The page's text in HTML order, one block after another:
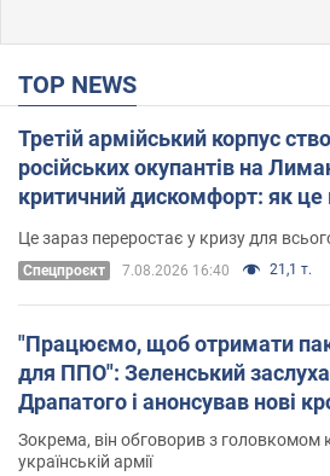
TOP NEWS
Третій армійський корпус
російських окупантів на
критичний дискомфорт: як це
Це зараз переростає у кризу для
Cпецпроєкт 7.08.2026 16:40 21,1 т.
"Працюємо, щоб отримати
для ППО": Зеленський
Драпатого і анонсував нові
Зокрема, він обговорив з головкомом
українській армії